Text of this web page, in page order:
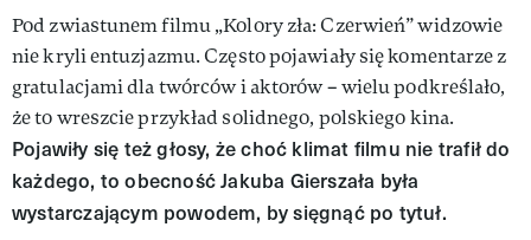
Pod zwiastunem filmu „Kolory zła: Czerwień” widzowie
nie kryli entuzjazmu. Często pojawiały się komentarze z
gratulacjami dla twórców i aktorów – wielu podkreślało,
że to wreszcie przykład solidnego, polskiego kina.
Pojawiły się też głosy, że choć klimat filmu nie trafił do
każdego, to obecność Jakuba Gierszała była
wystarczającym powodem, by sięgnąć po tytuł.